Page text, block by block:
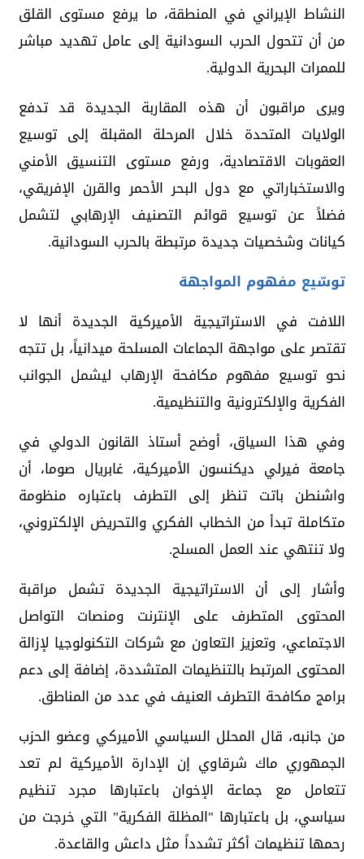
النشاط الإيراني في المنطقة، ما يرفع مستوى القلق
من أن تتحول الحرب السودانية إلى عامل تهديد مباشر
للممرات البحرية الدولية.
ويرى مراقبون أن هذه المقاربة الجديدة قد تدفع
الولايات المتحدة خلال المرحلة المقبلة إلى توسيع
العقوبات الاقتصادية، ورفع مستوى التنسيق الأمني
والاستخباراتي مع دول البحر الأحمر والقرن الإفريقي،
فضلاً عن توسيع قوائم التصنيف الإرهابي لتشمل
كيانات وشخصيات جديدة مرتبطة بالحرب السودانية.
توسّيع مفهوم المواجهة
اللافت في الاستراتيجية الأميركية الجديدة أنها لا
تقتصر على مواجهة الجماعات المسلحة ميدانياً، بل تتجه
نحو توسيع مفهوم مكافحة الإرهاب ليشمل الجوانب
الفكرية والإلكترونية والتنظيمية.
وفي هذا السياق، أوضح أستاذ القانون الدولي في
جامعة فيرلي ديكنسون الأميركية، غابريال صوما، أن
واشنطن باتت تنظر إلى التطرف باعتباره منظومة
متكاملة تبدأ من الخطاب الفكري والتحريض الإلكتروني،
ولا تنتهي عند العمل المسلح.
وأشار إلى أن الاستراتيجية الجديدة تشمل مراقبة
المحتوى المتطرف على الإنترنت ومنصات التواصل
الاجتماعي، وتعزيز التعاون مع شركات التكنولوجيا لإزالة
المحتوى المرتبط بالتنظيمات المتشددة، إضافة إلى دعم
برامج مكافحة التطرف العنيف في عدد من المناطق.
من جانبه، قال المحلل السياسي الأميركي وعضو الحزب
الجمهوري ماك شرقاوي إن الإدارة الأميركية لم تعد
تتعامل مع جماعة الإخوان باعتبارها مجرد تنظيم
سياسي، بل باعتبارها "المظلة الفكرية" التي خرجت من
رحمها تنظيمات أكثر تشدداً مثل داعش والقاعدة.